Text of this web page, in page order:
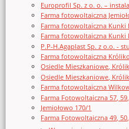
Europrofil Sp. z o. o. –
Farma fotowoltaiczna
Farma fotowoltaiczna Kunki I
Farma fotowoltaiczna Kunki
P.P-H.Agaplast Sp. z o.o. -
Farma fotowoltaiczna
Osiedle Mieszkaniowe,
Osiedle Mieszkaniowe,
Farma fotowoltaiczna
Farma Fotowoltaiczna 57,
Jemiołowo 170/1
Farma Fotowoltaiczna 49,